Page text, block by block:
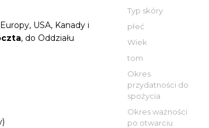
USA, Kanady i
, do Oddziału
Typ skóry
płeć
Wiek
tom
Okres
przydatności do
spożycia
Okres ważności
po otwarciu